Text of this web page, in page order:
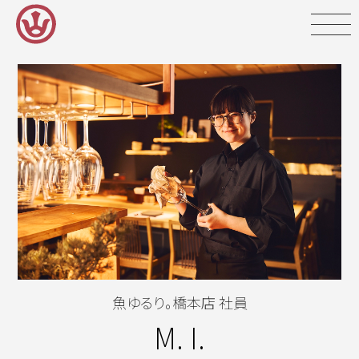
Skip
content
魚ゆるり。橋本店 社員
M. I.